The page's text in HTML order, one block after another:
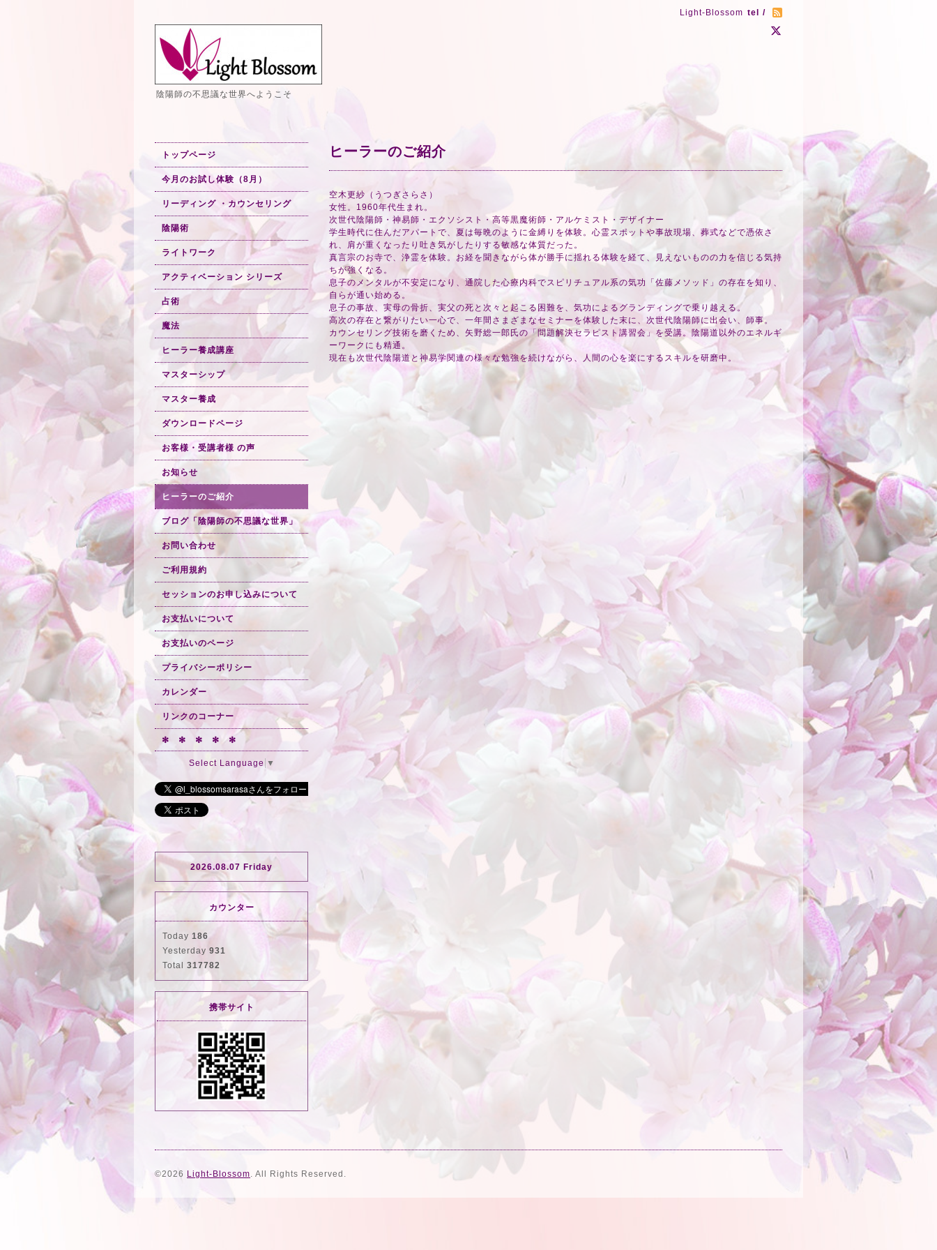
Light-Blossom tel /
陰陽師の不思議な世界へようこそ
ヒーラーのご紹介
空木更紗（うつぎさらさ）
女性。1960年代生まれ。
次世代陰陽師・神易師・エクソシスト・高等黒魔術師・アルケミスト・デザイナー
学生時代に住んだアパートで、夏は毎晩のように金縛りを体験。心霊スポットや事故現場、葬式などで憑依さ
れ、肩が重くなったり吐き気がしたりする敏感な体質だった。
真言宗のお寺で、浄霊を体験。お経を聞きながら体が勝手に揺れる体験を経て、見えないものの力を信じる気持
ちが強くなる。
息子のメンタルが不安定になり、通院した心療内科でスピリチュアル系の気功「佐藤メソッド」の存在を知り、
自らが通い始める。
息子の事故、実母の骨折、実父の死と次々と起こる困難を、気功によるグランディングで乗り越える。
高次の存在と繋がりたい一心で、一年間さまざまなセミナーを体験した末に、次世代陰陽師に出会い、師事。
カウンセリング技術を磨くため、矢野総一郎氏の「問題解決セラピスト講習会」を受講。陰陽道以外のエネルギ
ーワークにも精通。
現在も次世代陰陽道と神易学関連の様々な勉強を続けながら、人間の心を楽にするスキルを研磨中。
トップページ
今月のお試し体験（8月）
リーディング ・カウンセリング
陰陽術
ライトワーク
アクティベーション シリーズ
占術
魔法
ヒーラー養成講座
マスターシップ
マスター養成
ダウンロードページ
お客様・受講者様 の声
お知らせ
ヒーラーのご紹介
ブログ「陰陽師の不思議な世界」
お問い合わせ
ご利用規約
セッションのお申し込みについて
お支払いについて
お支払いのページ
プライバシーポリシー
カレンダー
リンクのコーナー
✻ ✻ ✻ ✻ ✻
Select Language ▼
2026.08.07 Friday
カウンター
Today 186
Yesterday 931
Total 317782
携帯サイト
©2026 Light-Blossom. All Rights Reserved.